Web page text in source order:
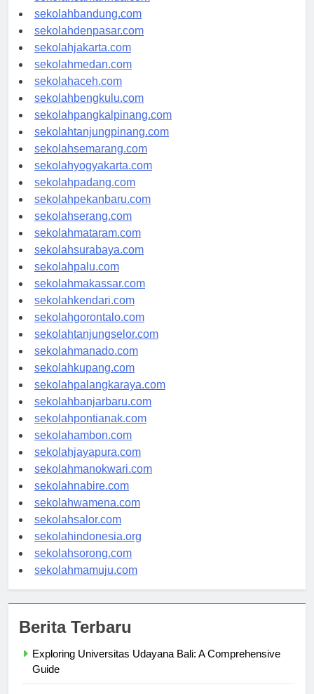
sekolahsamarinda.com
sekolahbandung.com
sekolahdenpasar.com
sekolahjakarta.com
sekolahmedan.com
sekolahaceh.com
sekolahbengkulu.com
sekolahpangkalpinang.com
sekolahtanjungpinang.com
sekolahsemarang.com
sekolahyogyakarta.com
sekolahpadang.com
sekolahpekanbaru.com
sekolahserang.com
sekolahmataram.com
sekolahsurabaya.com
sekolahpalu.com
sekolahmakassar.com
sekolahkendari.com
sekolahgorontalo.com
sekolahtanjungselor.com
sekolahmanado.com
sekolahkupang.com
sekolahpalangkaraya.com
sekolahbanjarbaru.com
sekolahpontianak.com
sekolahambon.com
sekolahjayapura.com
sekolahmanokwari.com
sekolahnabire.com
sekolahwamena.com
sekolahsalor.com
sekolahindonesia.org
sekolahsorong.com
Exploring Universitas Udayana Bali: A Comprehensive